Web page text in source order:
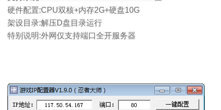
硬件配置:CPU双核+内存2G+硬盘10G
架设目录:解压D盘目录运行
特别说明:外网仅支持端口全开服务器